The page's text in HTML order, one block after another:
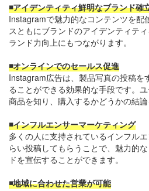
◾️アイデンティティ鮮明なブランド確
Instagramで魅力的なコンテンツを配
スともにブランドのアイデンティテ
ランド力向上にもつながります。
◾️オンラインでのセールス促進
Instagram広告は、製品写真の投稿を
ることができる効果的な手段です。
商品を知り、購入するかどうかの結論
◾️インフルエンサーマーケティング
多くの人に支持されているインフル
らい投稿してもらうことで、魅力的
ドを宣伝することができます。
◾️地域に合わせた営業が可能